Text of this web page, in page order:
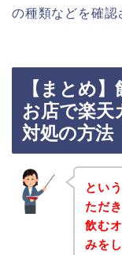
の種類などを確認
【まとめ
お店で楽天
対処の方法
とい
ただ
飲む
みを